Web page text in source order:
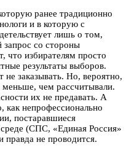
ранее традиционно
и в которую с
лишь о том,
запрос со стороны
что избирателям просто
результаты выборов.
заказывать. Но, вероятно,
меньше, чем рассчитывали.
их не предавать. А
как непрофессионально
постаравшиеся
(СПС, «Единая Россия»
правда не проводится.